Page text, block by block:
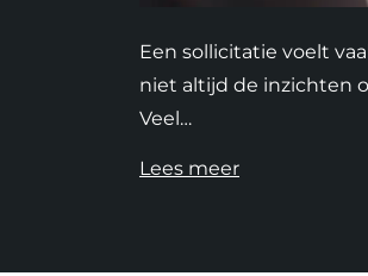
Een sollicitatie voelt
niet altijd de inzichten
Veel…
Lees meer